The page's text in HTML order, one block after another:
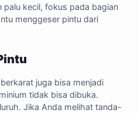
palu kecil, fokus pada bagian
menggeser pintu dari
juga bisa menjadi
tidak bisa dibuka.
Jika Anda melihat tanda-